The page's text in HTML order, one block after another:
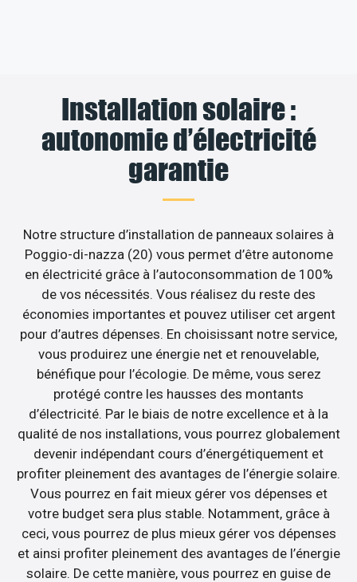
Installation solaire :
autonomie d’électricité
garantie
Notre structure d’installation de panneaux solaires à
Poggio-di-nazza (20) vous permet d’être autonome
en électricité grâce à l’autoconsommation de 100%
de vos nécessités. Vous réalisez du reste des
économies importantes et pouvez utiliser cet argent
pour d’autres dépenses. En choisissant notre service,
vous produirez une énergie net et renouvelable,
bénéfique pour l’écologie. De même, vous serez
protégé contre les hausses des montants
d’électricité. Par le biais de notre excellence et à la
qualité de nos installations, vous pourrez globalement
devenir indépendant cours d’énergétiquement et
profiter pleinement des avantages de l’énergie solaire.
Vous pourrez en fait mieux gérer vos dépenses et
votre budget sera plus stable. Notamment, grâce à
ceci, vous pourrez de plus mieux gérer vos dépenses
et ainsi profiter pleinement des avantages de l’énergie
solaire. De cette manière, vous pourrez en guise de